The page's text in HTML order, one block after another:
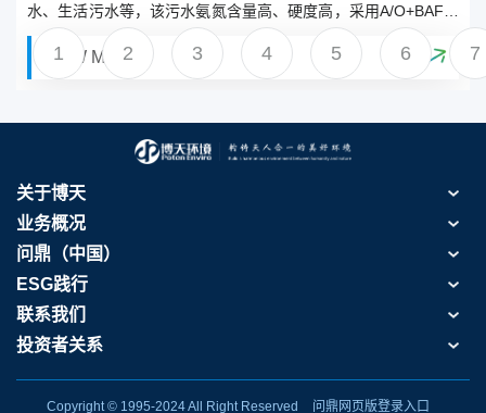
水、生活污水等，该污水氨氮含量高、硬度高，采用A/O+BAF组
合工艺，出水水质达到《污水再生利用工程设计规范》（GB503
35－2002）规定的再生水用作冷却水的水质指标。
VIEW MORE
1 2 3 4 5 6 7
关于博天
业务概况
问鼎（中国）
ESG践行
联系我们
投资者关系
Copyright © 1995-2024 All Right Reserved 问鼎网页版登录入口